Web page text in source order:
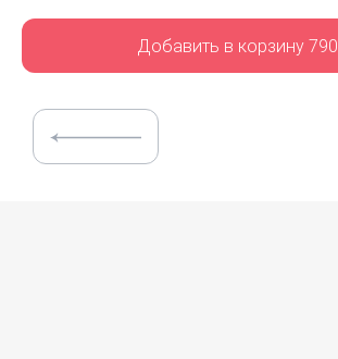
Добавить в корзину 790